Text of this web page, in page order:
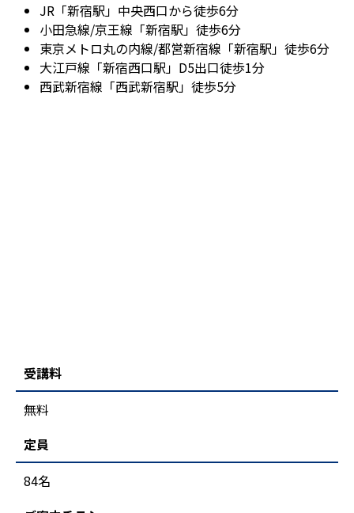
JR「新宿駅」中央西口から徒歩6分
小田急線/京王線「新宿駅」徒歩6分
東京メトロ丸の内線/都営新宿線「新宿駅」徒歩6分
大江戸線「新宿西口駅」D5出口徒歩1分
西武新宿線「西武新宿駅」徒歩5分
受講料
無料
定員
84名